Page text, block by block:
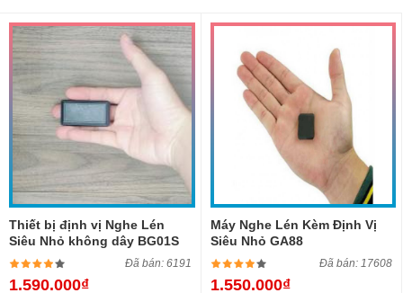
Thiết bị định vị Nghe Lén
Siêu Nhỏ không dây BG01S
Đã bán: 6191
1.590.000₫
Máy Nghe Lén Kèm Định Vị
Siêu Nhỏ GA88
Đã bán: 17608
1.550.000₫